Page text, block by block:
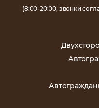
(8:00-20:00, звонки